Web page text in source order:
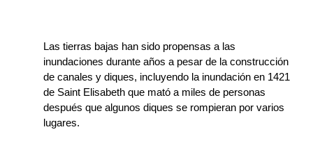
Las tierras bajas han sido propensas a las
inundaciones durante años a pesar de la construcción
de canales y diques, incluyendo la inundación en 1421
de Saint Elisabeth que mató a miles de personas
después que algunos diques se rompieran por varios
lugares.